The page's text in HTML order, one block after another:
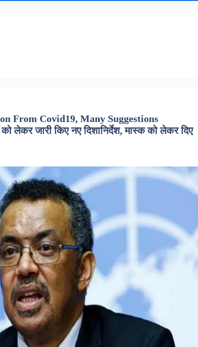
From Covid19, Many Suggestions
लेकर जारी किए नए दिशानिर्देश, मास्क को लेकर दिए